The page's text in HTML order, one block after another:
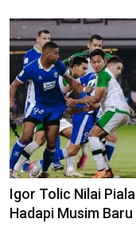
Igor Tolic Nilai
Hadapi Musim Baru